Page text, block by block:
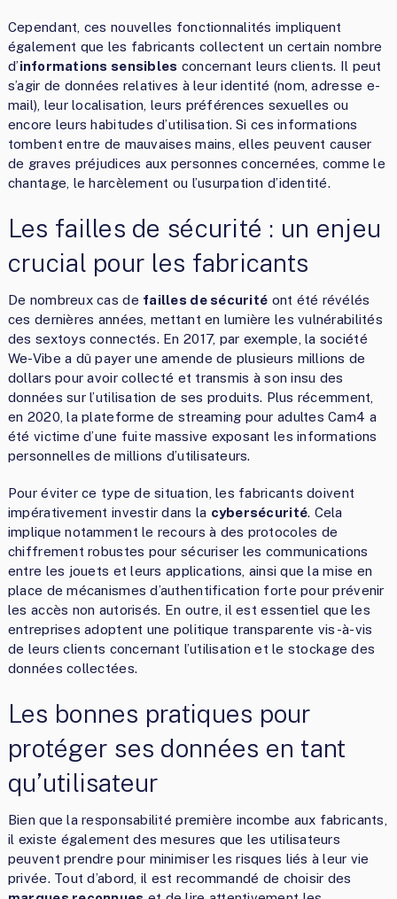
Cependant, ces nouvelles fonctionnalités impliquent
également que les fabricants collectent un certain nombre
d’informations sensibles concernant leurs clients. Il peut
s’agir de données relatives à leur identité (nom, adresse e-
mail), leur localisation, leurs préférences sexuelles ou
encore leurs habitudes d’utilisation. Si ces informations
tombent entre de mauvaises mains, elles peuvent causer
de graves préjudices aux personnes concernées, comme le
chantage, le harcèlement ou l’usurpation d’identité.
Les failles de sécurité : un enjeu
crucial pour les fabricants
De nombreux cas de failles de sécurité ont été révélés
ces dernières années, mettant en lumière les vulnérabilités
des sextoys connectés. En 2017, par exemple, la société
We-Vibe a dû payer une amende de plusieurs millions de
dollars pour avoir collecté et transmis à son insu des
données sur l’utilisation de ses produits. Plus récemment,
en 2020, la plateforme de streaming pour adultes Cam4 a
été victime d’une fuite massive exposant les informations
personnelles de millions d’utilisateurs.
Pour éviter ce type de situation, les fabricants doivent
impérativement investir dans la cybersécurité. Cela
implique notamment le recours à des protocoles de
chiffrement robustes pour sécuriser les communications
entre les jouets et leurs applications, ainsi que la mise en
place de mécanismes d’authentification forte pour prévenir
les accès non autorisés. En outre, il est essentiel que les
entreprises adoptent une politique transparente vis-à-vis
de leurs clients concernant l’utilisation et le stockage des
données collectées.
Les bonnes pratiques pour
protéger ses données en tant
qu’utilisateur
Bien que la responsabilité première incombe aux fabricants,
il existe également des mesures que les utilisateurs
peuvent prendre pour minimiser les risques liés à leur vie
privée. Tout d’abord, il est recommandé de choisir des